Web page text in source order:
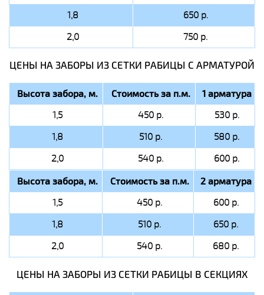
1,8
650 р.
2,0
750 р.
ЦЕНЫ НА ЗАБОРЫ ИЗ СЕТКИ РАБИЦЫ C АРМАТУРОЙ
Высота забора, м. Стоимость за п.м. 1 арматура
1,5 450 р.
530 р.
1,8
510 р.
580 р.
2,0
540 р. 600 р.
Высота забора, м. Стоимость за п.м. 2 арматура
1,5 450 р.
600 р.
1,8
510 р.
650 р.
2,0
540 р. 680 р.
ЦЕНЫ НА ЗАБОРЫ ИЗ СЕТКИ РАБИЦЫ В СЕКЦИЯХ